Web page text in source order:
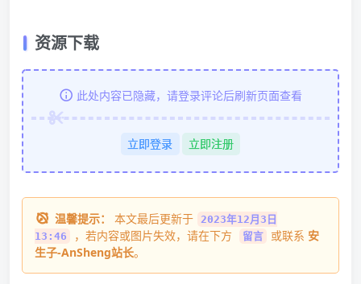
资源下载
此处内容已隐藏，请登录评论后刷新页面查看
立即登录 立即注册
温馨提示： 本文最后更新于
2023年12月3日
13:46
，若内容或图片失效，请在下方 留言 或联系 安
生子-AnSheng站长。